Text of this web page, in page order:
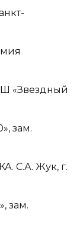
«Звездный
зам.
С.А. Жук, г.
зам.